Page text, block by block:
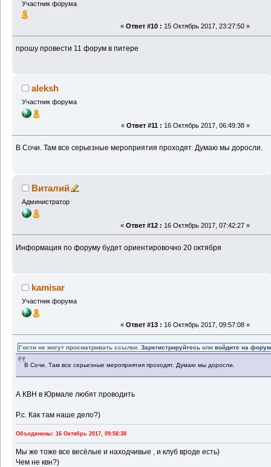
Участник форума
« Ответ #10 : 15 Октябрь 2017, 23:27:50 »
прошу провести 11 форум в питере
aleksh
Участник форума
« Ответ #11 : 16 Октябрь 2017, 06:49:38 »
В Сочи. Там все серьезные мероприятия проходят. Думаю мы доросли.
Виталий
Администратор
« Ответ #12 : 16 Октябрь 2017, 07:42:27 »
Информация по форуму будет ориентировочно 20 октября
kamisar
Участник форума
« Ответ #13 : 16 Октябрь 2017, 09:57:08 »
Гости не могут просматривать ссылки.Зарегистрируйтесь иливойдите на форум
В Сочи. Там все серьезные мероприятия проходят. Думаю мы доросли.
А КВН в Юрмале любят проводить
Р.с. Как там наше дело?)
Объединены: 16 Октябрь 2017, 09:58:38
Мы же тоже все весёлые и находчивые , и клуб вроде есть)
Чем не квн?)